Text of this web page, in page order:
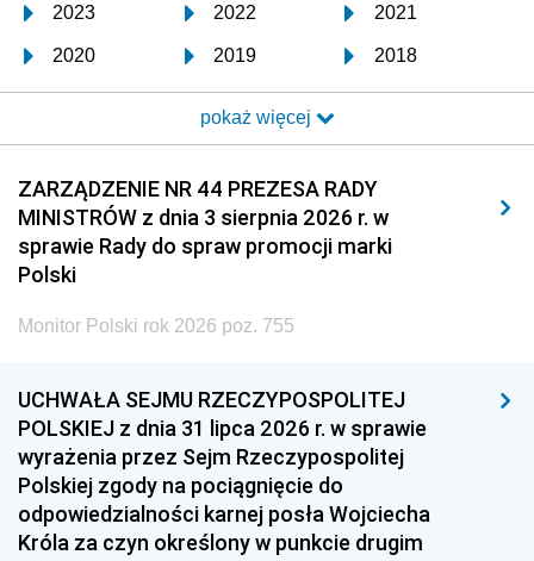
2023 2022 2021
2020 2019 2018
2017 2016 2015
2014 2013 2012
2011 2010 2009
2008 2007 2006
2005
1996 1995 1994
1993 1992 1991
1990 1989
1987 1986 1985
pokaż więcej
ZARZĄDZENIE NR 44 PREZESA RADY
MINISTRÓW z dnia 3 sierpnia 2026 r. w
sprawie Rady do spraw promocji marki
Polski
Monitor Polski rok 2026 poz. 755
UCHWAŁA SEJMU RZECZYPOSPOLITEJ
POLSKIEJ z dnia 31 lipca 2026 r. w sprawie
wyrażenia przez Sejm Rzeczypospolitej
Polskiej zgody na pociągnięcie do
odpowiedzialności karnej posła Wojciecha
Króla za czyn określony w punkcie drugim